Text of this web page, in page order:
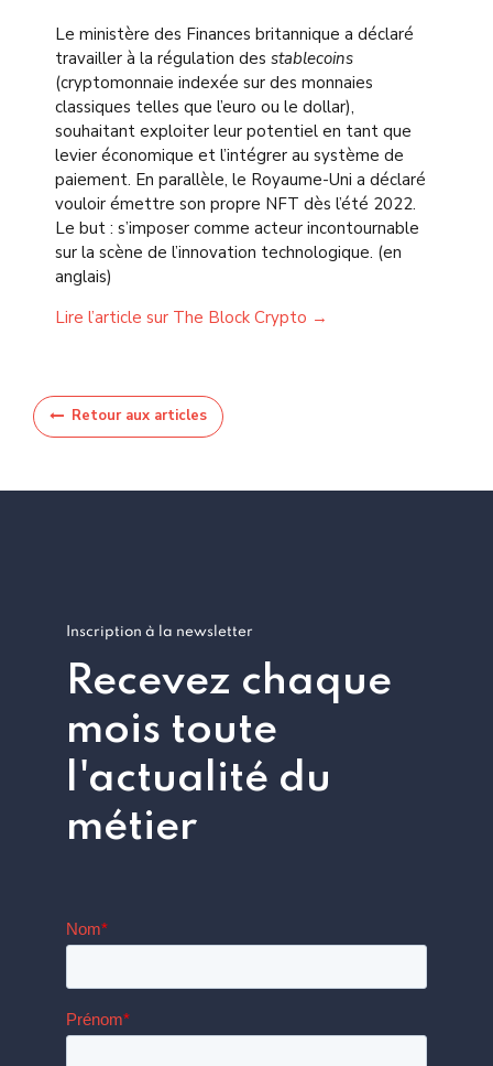
Le ministère des Finances britannique a déclaré
travailler à la régulation des stablecoins
(cryptomonnaie indexée sur des monnaies
classiques telles que l’euro ou le dollar),
souhaitant exploiter leur potentiel en tant que
levier économique et l’intégrer au système de
paiement. En parallèle, le Royaume-Uni a déclaré
vouloir émettre son propre NFT dès l’été 2022.
Le but : s’imposer comme acteur incontournable
sur la scène de l’innovation technologique. (en
anglais)
Lire l’article sur The Block Crypto →
Retour aux articles
Inscription à la newsletter
Recevez chaque
mois toute
l'actualité du
métier